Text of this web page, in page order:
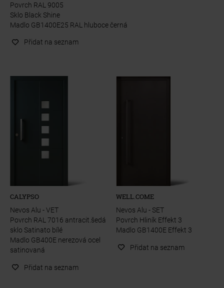
Povrch RAL 9005
Sklo Black Shine
Madlo GB1400E25 RAL hluboce černá
Přidat na seznam
CALYPSO
Nevos Alu - VET
Povrch RAL 7016 antracit.šedá
sklo Satinato bílé
Madlo GB400E nerezová ocel
satinovaná
Přidat na seznam
WELL.COME
Nevos Alu - SET
Povrch Hliník Effekt 3
Madlo GB1400E Effekt 3
Přidat na seznam